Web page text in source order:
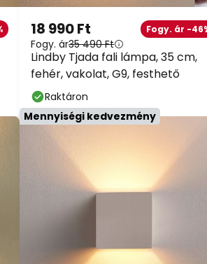
Lindby Tjada fali lámpa, 35 cm,
fehér, vakolat, G9, festhető
18 990 Ft Fogy. ár -46%
Fogy. ár35 490 Ft
Mennyiségi kedvezmény